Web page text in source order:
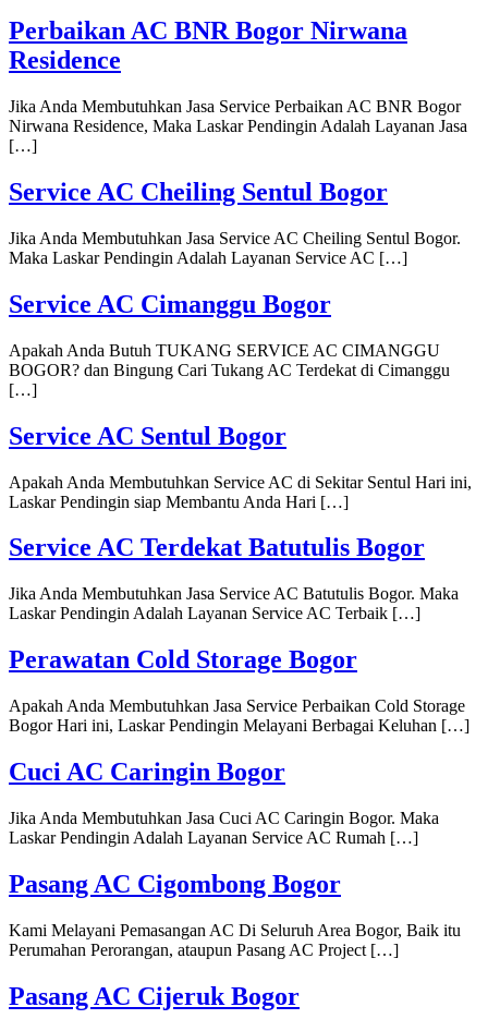
Perbaikan AC BNR Bogor Nirwana
Residence
Jika Anda Membutuhkan Jasa Service Perbaikan AC BNR Bogor
Nirwana Residence, Maka Laskar Pendingin Adalah Layanan Jasa
[…]
Service AC Cheiling Sentul Bogor
Jika Anda Membutuhkan Jasa Service AC Cheiling Sentul Bogor.
Maka Laskar Pendingin Adalah Layanan Service AC […]
Service AC Cimanggu Bogor
Apakah Anda Butuh TUKANG SERVICE AC CIMANGGU
BOGOR? dan Bingung Cari Tukang AC Terdekat di Cimanggu
[…]
Service AC Sentul Bogor
Apakah Anda Membutuhkan Service AC di Sekitar Sentul Hari ini,
Laskar Pendingin siap Membantu Anda Hari […]
Service AC Terdekat Batutulis Bogor
Jika Anda Membutuhkan Jasa Service AC Batutulis Bogor. Maka
Laskar Pendingin Adalah Layanan Service AC Terbaik […]
Perawatan Cold Storage Bogor
Apakah Anda Membutuhkan Jasa Service Perbaikan Cold Storage
Bogor Hari ini, Laskar Pendingin Melayani Berbagai Keluhan […]
Cuci AC Caringin Bogor
Jika Anda Membutuhkan Jasa Cuci AC Caringin Bogor. Maka
Laskar Pendingin Adalah Layanan Service AC Rumah […]
Pasang AC Cigombong Bogor
Kami Melayani Pemasangan AC Di Seluruh Area Bogor, Baik itu
Perumahan Perorangan, ataupun Pasang AC Project […]
Pasang AC Cijeruk Bogor